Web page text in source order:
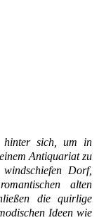
hinter sich, um in
Antiquariat zu
Dorf,
alten
die quirlige
Ideen wie